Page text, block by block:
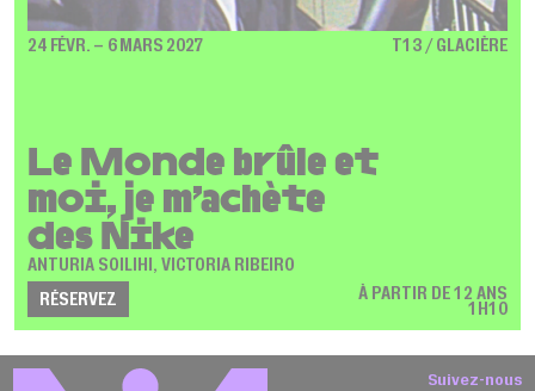
24 FÉVR. – 6 MARS 2027 T13 / GLACIÈRE
Le Monde brûle et
moi, je m’achète
des Nike
ANTURIA SOILIHI, VICTORIA RIBEIRO
RÉSERVEZ
À PARTIR DE 12 ANS
1H10
Suivez-nous